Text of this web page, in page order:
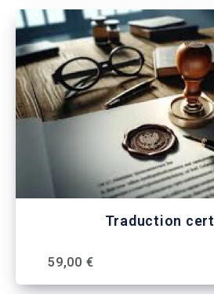
Traduction
59,00 €